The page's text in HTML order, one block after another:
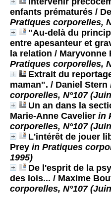
enfants prématurés /
Pratiques corporelles,
"Au-delà du
entre apesanteur et
la relation / Maryvonne
Pratiques corporelles,
Extrait du
maman". / Daniel Stern
corporelles, N°107
Un an dans la
Marie-Anne Cavelier in
corporelles, N°107
L'intérêt de jouer
Prey in Pratiques
1995)
De l'esprit de la
des lois... / Maxime
corporelles, N°107